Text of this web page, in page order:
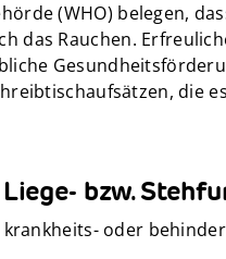
(WHO) belegen,
das Rauchen.
die
bzw.
oder